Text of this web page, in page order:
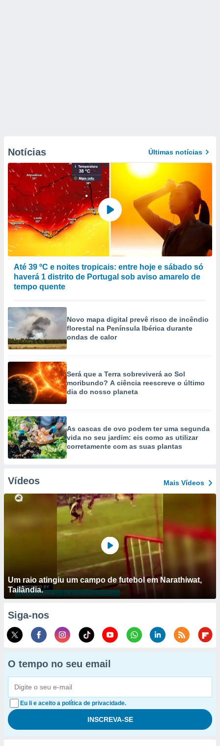
Notícias Últimas notícias
Até 39 ºC e noites tropicais: entre hoje e sábado só
haverá 1 distrito de Portugal sob aviso amarelo de
tempo quente
Novo mapa digital prevê risco de incêndio
florestal na Península Ibérica durante
ondas de calor
Será que a Terra sobreviverá ao Sol
moribundo? A ciência reescreve o último
dia do nosso planeta
As cascas de ovo podem ter uma segunda
vida no seu jardim: eis como as utilizar
corretamente com as suas plantas
Vídeos Mais Vídeos
Um raio atingiu um campo de futebol em Narathiwat,
Tailândia.
Siga-nos
O tempo no seu email
Eu li e aceito a política de privacidade.